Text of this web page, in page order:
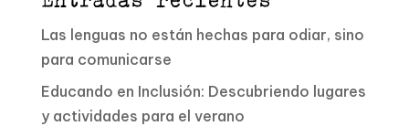
Las lenguas no están hechas para odiar, sino
para comunicarse
Educando en Inclusión: Descubriendo lugares
y actividades para el verano